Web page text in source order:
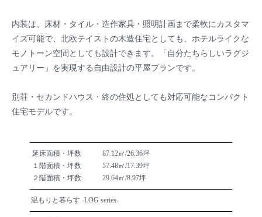
内装は、床材・タイル・造作家具・照明計画まで柔軟にカスタマ
イズ可能で、北欧テイストの木造住宅としても、ホテルライクな
モノトーン空間としても設計できます。「自分たちらしいラグジ
ュアリー」を実現する自由設計の平屋プランです。
別荘・セカンドハウス・終の住処としても対応可能なコンパクト
住宅モデルです。
延床面積・坪数
87.12㎡/26.36坪
１階面積・坪数
57.48㎡/17.39坪
２階面積・坪数
29.64㎡/8.97坪
温もりと暮らす -LOG series-